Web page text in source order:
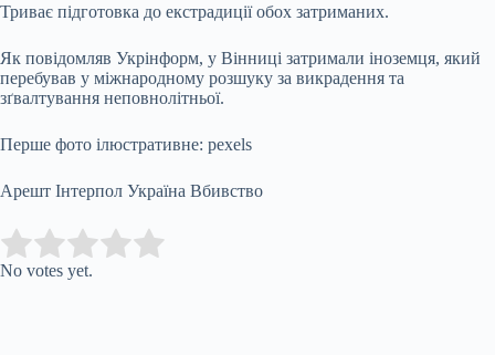
Триває підготовка до екстрадиції обох затриманих.
Як повідомляв Укрінформ, у Вінниці затримали іноземця, який
перебував у міжнародному розшуку за викрадення та
зґвалтування неповнолітньої.
Перше фото ілюстративне: pexels
Арешт Інтерпол Україна Вбивство
Rate this item:
No votes yet.